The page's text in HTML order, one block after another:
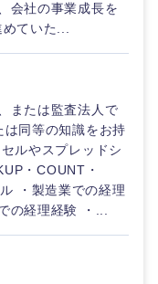
会社の事業成長を
ていた...
または監査法人で
同等の知識をお持
ルやスプレッドシ
・COUNT・
・製造業での経理
の経理経験 ・...